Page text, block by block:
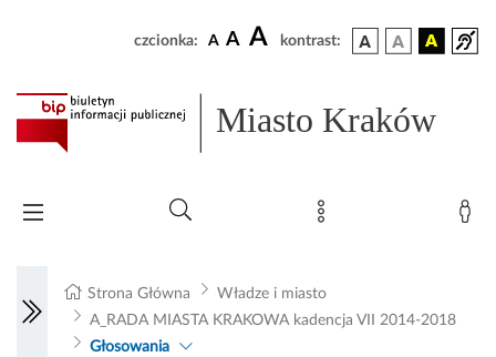
czcionka: A A A kontrast:
Miasto Kraków
Strona Główna
Władze i miasto
A_RADA MIASTA KRAKOWA kadencja VII 2014-2018
Głosowania